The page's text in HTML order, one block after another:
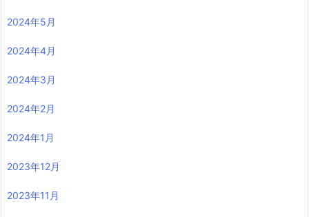
2024年5月
2024年4月
2024年3月
2024年2月
2024年1月
2023年12月
2023年11月